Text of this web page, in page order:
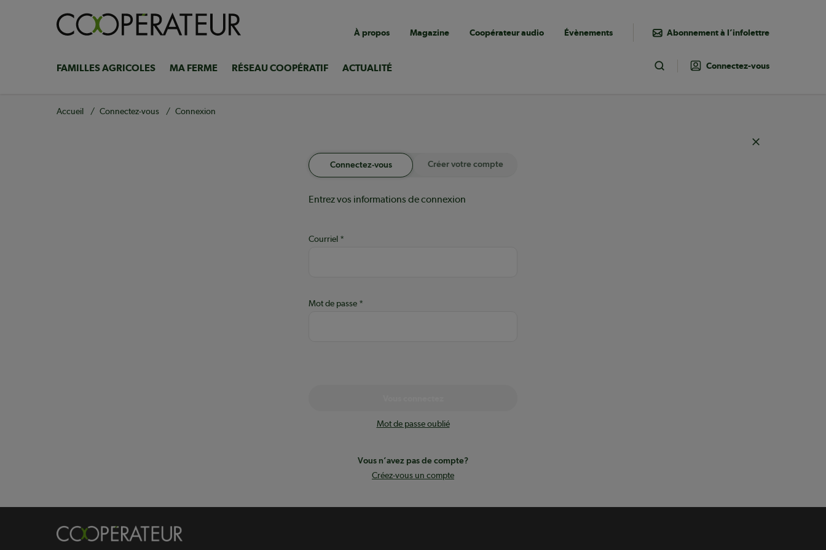
Navigation
utilitaire
À propos Magazine Coopérateur audio Évènements Abonnement à l’infolettre
Navigation
principale
FAMILLES AGRICOLES MA FERME RÉSEAU COOPÉRATIF ACTUALITÉ Toggle Search
Connectez-vous
Fil
Accueil Connectez-vous Connexion
Connectez-vous Créer votre compte
Entrez vos informations de connexion
Courriel
Mot de passe
Mot de passe oublié
Vous n’avez pas de compte?
Créez-vous un compte